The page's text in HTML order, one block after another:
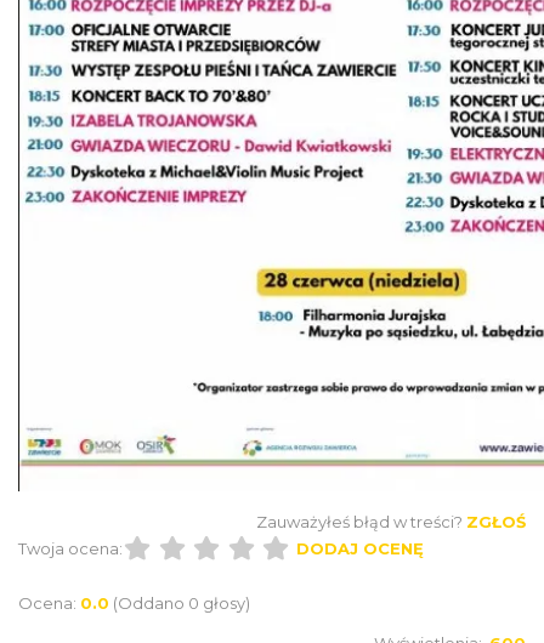
Wieczór z Duchami na Zamku
Ogrodzieniec
Podzamcze
2026-08-14
8.36 km
Zauważyłeś błąd w treści? ZGŁOŚ
Twoja ocena:
DODAJ OCENĘ
Ocena: 0.0 (Oddano 0 głosy)